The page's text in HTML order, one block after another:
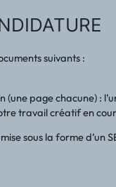
suivants :
page chacune) :
travail créatif en
sous la forme d’un